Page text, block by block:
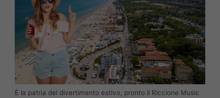
È la patria del divertimento estivo, pronto il Riccione Music